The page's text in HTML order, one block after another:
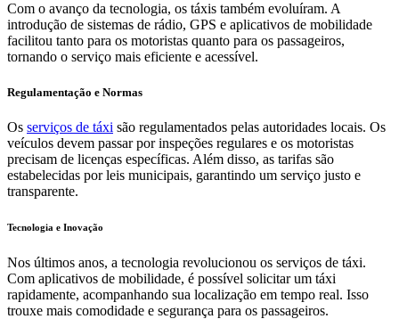
Com o avanço da tecnologia, os táxis também evoluíram. A
introdução de sistemas de rádio, GPS e aplicativos de mobilidade
facilitou tanto para os motoristas quanto para os passageiros,
tornando o serviço mais eficiente e acessível.
Regulamentação e Normas
Os serviços de táxi são regulamentados pelas autoridades locais. Os
veículos devem passar por inspeções regulares e os motoristas
precisam de licenças específicas. Além disso, as tarifas são
estabelecidas por leis municipais, garantindo um serviço justo e
transparente.
Tecnologia e Inovação
Nos últimos anos, a tecnologia revolucionou os serviços de táxi.
Com aplicativos de mobilidade, é possível solicitar um táxi
rapidamente, acompanhando sua localização em tempo real. Isso
trouxe mais comodidade e segurança para os passageiros.